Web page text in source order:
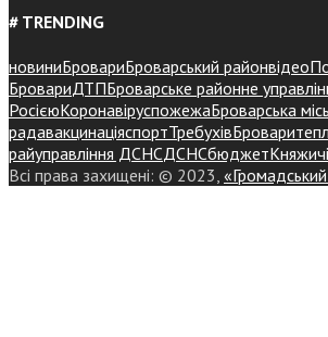
# TRENDING
новиниБровариБроварський районвідео
БровариДТПБроварське районне
РосієюКоронавіруспожежаБроварська
радавакцинаціяспортТребухів
райуправління ДСНСДСНСбюджетКняжичі
Всі права захищені: © 2023,